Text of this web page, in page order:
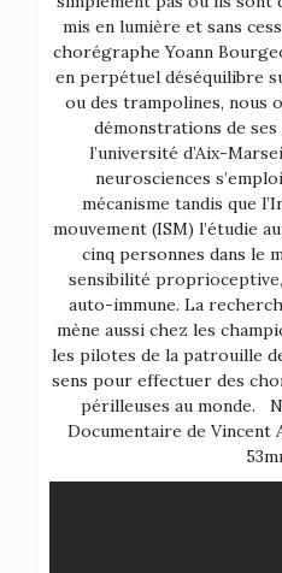
mis en lumière et sans
chorégraphe Yoann
en perpétuel déséquilibre
ou des trampolines, nous
démonstrations de ses
l’université d’Aix-
neurosciences
mécanisme tandis que
mouvement (ISM) l’étudie
cinq personnes dans le
sensibilité proprioceptive,
auto-immune. La
mène aussi chez les
les pilotes de la patrouille
sens pour effectuer des
périlleuses au monde.
Documentaire de Vincent